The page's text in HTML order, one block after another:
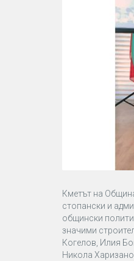
Кметът на
стопански и
общински
значими
Когелов, Илия
Никола